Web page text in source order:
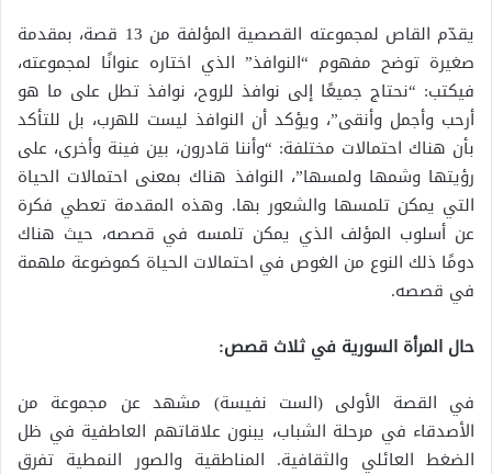
يقدّم القاص لمجموعته القصصية المؤلفة من 13 قصة، بمقدمة
صغيرة توضح مفهوم “النوافذ” الذي اختاره عنوانًا لمجموعته،
فيكتب: “نحتاج جميعًا إلى نوافذ للروح، نوافذ تطل على ما هو
أرحب وأجمل وأنقى”، ويؤكد أن النوافذ ليست للهرب، بل للتأكد
بأن هناك احتمالات مختلفة: “وأننا قادرون، بين فينة وأخرى، على
رؤيتها وشمها ولمسها”، النوافذ هناك بمعنى احتمالات الحياة
التي يمكن تلمسها والشعور بها. وهذه المقدمة تعطي فكرة
عن أسلوب المؤلف الذي يمكن تلمسه في قصصه، حيث هناك
دومًا ذلك النوع من الغوص في احتمالات الحياة كموضوعة ملهمة
في قصصه.
حال المرأة السورية في ثلاث قصص:
في القصة الأولى (الست نفيسة) مشهد عن مجموعة من
الأصدقاء في مرحلة الشباب، يبنون علاقاتهم العاطفية في ظل
الضغط العائلي والثقافية. المناطقية والصور النمطية تفرق